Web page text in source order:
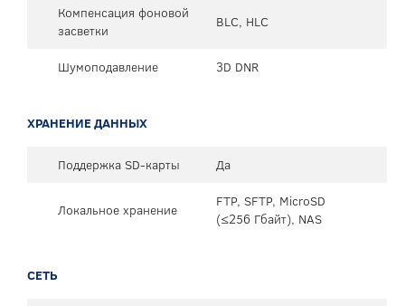
Компенсация фоновой
засветки
BLC, HLC
Шумоподавление 3D DNR
ХРАНЕНИЕ ДАННЫХ
Поддержка SD-карты Да
Локальное хранение
FTP, SFTP, MicroSD
(≤256 Гбайт), NAS
СЕТЬ